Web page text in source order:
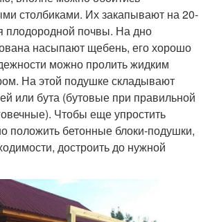
столбиками. Их закапывают на 20-
плодородной почвы. На дно
насыпают щебень, его хорошо
можно пролить жидким
На этой подушке складывают
или бута (бутовые при правильной
Чтобы еще упростить
положить бетонные блоки-подушки,
достроить до нужной